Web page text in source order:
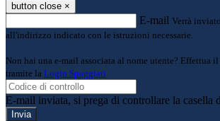
button close ×
E-mail Verrà
all'indirizzo indicato con le istruzioni necessarie.
Non hai una e-mail associata al nome utente? Effettua il
tramite la Login Spaggiari
E-mail inviata, si prega di controllare la casella